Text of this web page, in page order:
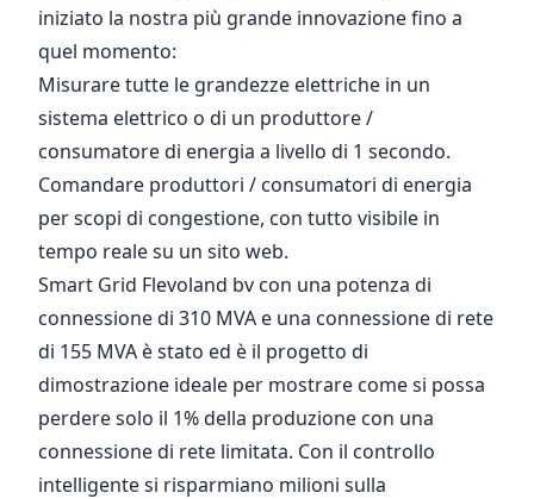
iniziato la nostra più grande innovazione fino a
quel momento:
Misurare tutte le grandezze elettriche in un
sistema elettrico o di un produttore /
consumatore di energia a livello di 1 secondo.
Comandare produttori / consumatori di energia
per scopi di congestione, con tutto visibile in
tempo reale su un sito web.
Smart Grid Flevoland bv con una potenza di
connessione di 310 MVA e una connessione di rete
di 155 MVA è stato ed è il progetto di
dimostrazione ideale per mostrare come si possa
perdere solo il 1% della produzione con una
connessione di rete limitata. Con il controllo
intelligente si risparmiano milioni sulla